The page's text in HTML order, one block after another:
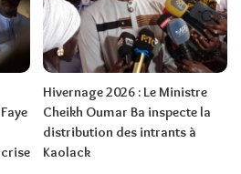
Hivernage 2026 : Le Ministre
Cheikh Oumar Ba inspecte la
distribution des intrants à
Kaolack